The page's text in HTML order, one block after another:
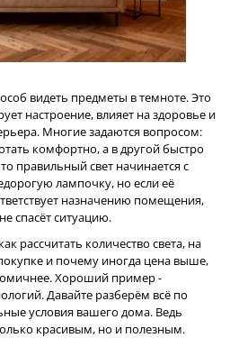
видеть предметы в темноте. Это
настроение, влияет на здоровье и
Многие задаются вопросом:
комфортно, а в другой быстро
правильный свет начинается с
лампочку, но если её
назначению помещения,
спасёт ситуацию.
рассчитать количество света, на
и почему иногда цена выше,
Хороший пример -
Давайте разберём всё по
условия вашего дома. Ведь
красивым, но и полезным.